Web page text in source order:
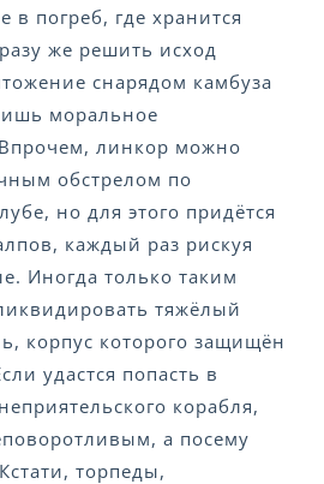
в погреб, где хранится
же решить исход
снарядом камбуза
моральное
линкор можно
обстрелом по
но для этого придётся
каждый раз рискуя
Иногда только таким
тяжёлый
корпус которого защищён
удастся попасть в
корабля,
а посему
торпеды,